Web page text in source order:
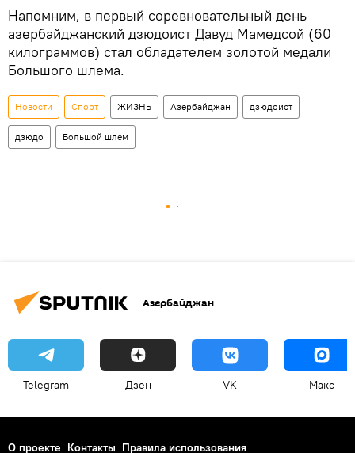
Напомним, в первый соревновательный день
азербайджанский дзюдоист Давуд Мамедсой (60
килограммов) стал обладателем золотой медали
Большого шлема.
Новости Спорт ЖИЗНЬ Азербайджан дзюдоист
дзюдо Большой шлем
Азербайджан
Telegram Дзен VK Макс
О проекте Контакты Правила использования